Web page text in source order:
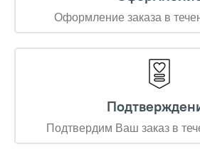
Оформление заказа в
Подтвердим Ваш заказ в